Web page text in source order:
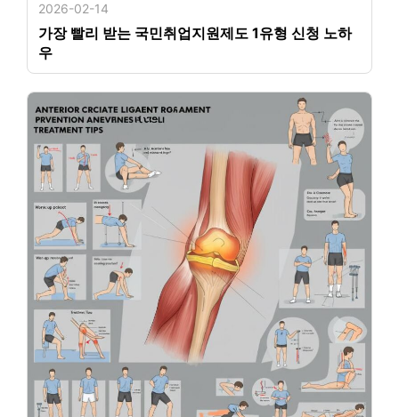
2026-02-14
가장 빨리 받는 국민취업지원제도 1유형 신청 노하
우